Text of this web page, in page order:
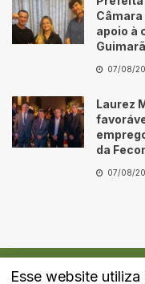
apoio à
07/08/
Laurez
da
07/08/
Esse website